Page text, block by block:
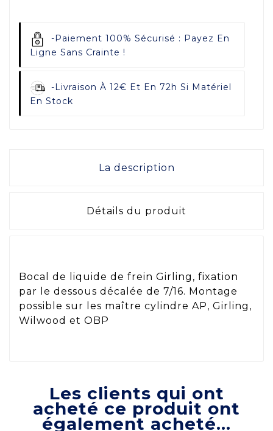
- Paiement 100% Sécurisé : Payez En
Ligne Sans Crainte !
- Livraison À 12€ Et En 72h Si Matériel
En Stock
La description
Détails du produit
Bocal de liquide de frein Girling, fixation
par le dessous décalée de 7/16. Montage
possible sur les maître cylindre AP, Girling,
Wilwood et OBP
Les clients qui ont
acheté ce produit ont
également acheté...